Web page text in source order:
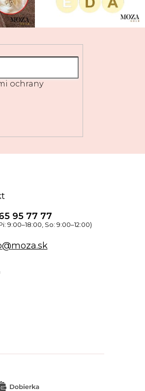
ochrany
@moza.sk
95 77 77